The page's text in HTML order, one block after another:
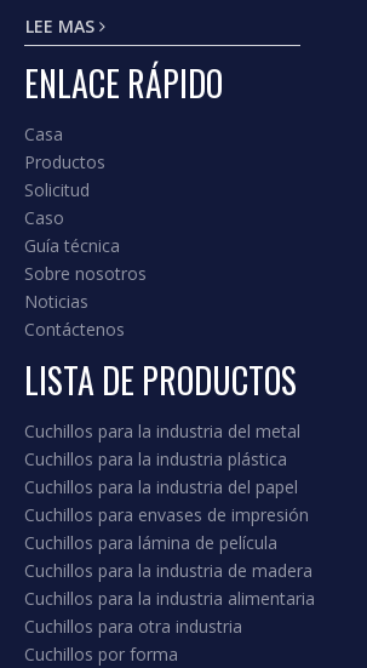
transversal, cuchillos de corte superior